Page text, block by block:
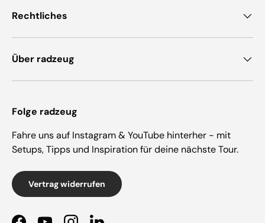
Rechtliches
Über radzeug
Folge radzeug
Fahre uns auf Instagram & YouTube hinterher - mit
Setups, Tipps und Inspiration für deine nächste Tour.
Vertrag widerrufen